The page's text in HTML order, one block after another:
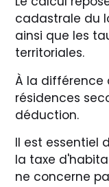
cadastrale du
ainsi que les
territoriales.
À la différence
résidences
déduction.
Il est essentiel
la taxe
ne concerne